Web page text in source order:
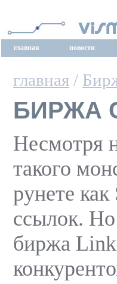
главная новости
главная /
БИРЖА
Несмотря
такого
рунете
ссылок. Но
биржа